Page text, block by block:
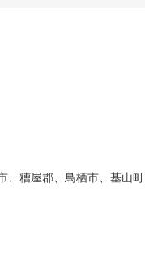
、糟屋郡、鳥栖市、基山町